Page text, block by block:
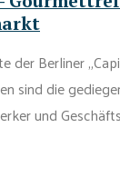
der Berliner
sind die
und